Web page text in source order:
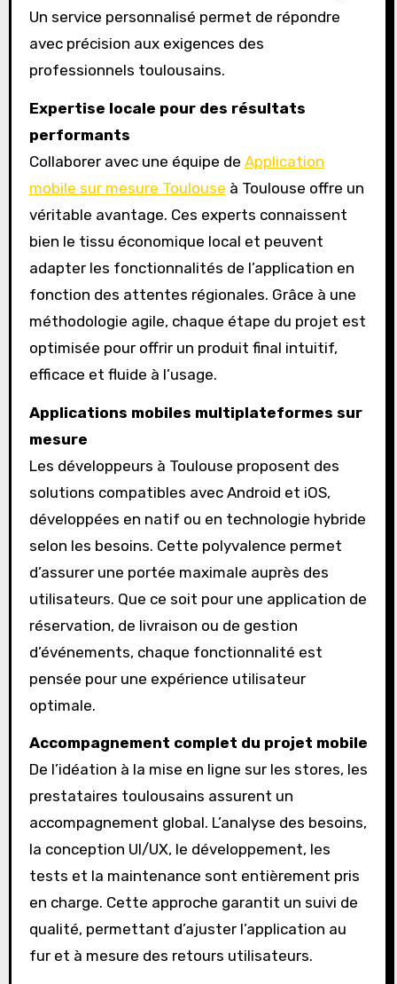
Un service personnalisé permet de répondre
avec précision aux exigences des
professionnels toulousains.
Expertise locale pour des résultats
performants
Collaborer avec une équipe de Application
mobile sur mesure Toulouse à Toulouse offre un
véritable avantage. Ces experts connaissent
bien le tissu économique local et peuvent
adapter les fonctionnalités de l’application en
fonction des attentes régionales. Grâce à une
méthodologie agile, chaque étape du projet est
optimisée pour offrir un produit final intuitif,
efficace et fluide à l’usage.
Applications mobiles multiplateformes sur
mesure
Les développeurs à Toulouse proposent des
solutions compatibles avec Android et iOS,
développées en natif ou en technologie hybride
selon les besoins. Cette polyvalence permet
d’assurer une portée maximale auprès des
utilisateurs. Que ce soit pour une application de
réservation, de livraison ou de gestion
d’événements, chaque fonctionnalité est
pensée pour une expérience utilisateur
optimale.
Accompagnement complet du projet mobile
De l’idéation à la mise en ligne sur les stores, les
prestataires toulousains assurent un
accompagnement global. L’analyse des besoins,
la conception UI/UX, le développement, les
tests et la maintenance sont entièrement pris
en charge. Cette approche garantit un suivi de
qualité, permettant d’ajuster l’application au
fur et à mesure des retours utilisateurs.